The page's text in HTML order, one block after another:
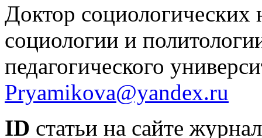
Доктор
социологии и
педагогического
Pryamikova@yandex.ru
ID статьи на сайте